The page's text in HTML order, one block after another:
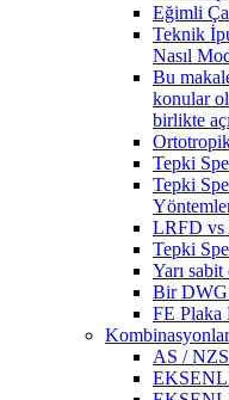
Eğimli
Teknik
Nasıl
Bu
konular
birlikte
Tepki
Tepki
LRFD vs
Tepki
Yarı
Bir DWG
FE
AS /